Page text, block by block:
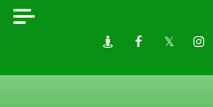
Skip
DraugiemFacebook
Twitter